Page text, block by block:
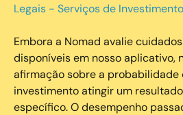
Legais - Serviços de Investimento
Embora a Nomad avalie
disponíveis em nosso aplicativo,
afirmação sobre a probabilidade
investimento atingir um
específico. O desempenho